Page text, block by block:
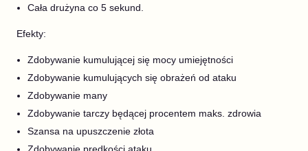
Cała drużyna co 5 sekund.
Efekty:
Zdobywanie kumulującej się mocy umiejętności
Zdobywanie kumulujących się obrażeń od ataku
Zdobywanie many
Zdobywanie tarczy będącej procentem maks. zdrowia
Szansa na upuszczenie złota